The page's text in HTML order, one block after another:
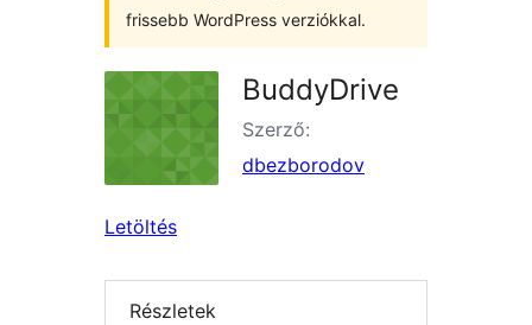
frissebb WordPress verziókkal.
BuddyDrive
Szerző:
dbezborodov
Letöltés
Részletek